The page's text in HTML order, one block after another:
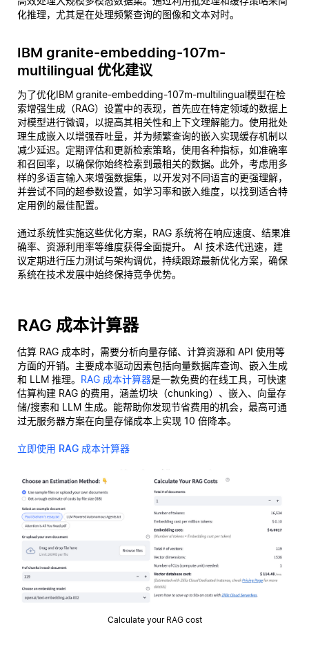
化推理，尤其是在处理频繁查询的图像和文本对时。
IBM granite-embedding-107m-
multilingual 优化建议
为了优化IBM granite-embedding-107m-multilingual模型在检
索增强生成（RAG）设置中的表现，首先应在特定领域的数据上
对模型进行微调，以提高其相关性和上下文理解能力。使用批处
理生成嵌入以增强吞吐量，并为频繁查询的嵌入实现缓存机制以
减少延迟。定期评估和更新检索策略，使用各种指标，如准确率
和召回率，以确保你始终检索到最相关的数据。此外，考虑用多
样的多语言输入来增强数据集，以开发对不同语言的更强理解，
并尝试不同的超参数设置，如学习率和嵌入维度，以找到适合特
定用例的最佳配置。
通过系统性实施这些优化方案，RAG 系统将在响应速度、结果准
确率、资源利用率等维度获得全面提升。 AI 技术迭代迅速，建
议定期进行压力测试与架构调优，持续跟踪最新优化方案，确保
系统在技术发展中始终保持竞争优势。
RAG 成本计算器
估算 RAG 成本时，需要分析向量存储、计算资源和 API 使用等
方面的开销。主要成本驱动因素包括向量数据库查询、嵌入生成
和 LLM 推理。 RAG 成本计算器是一款免费的在线工具，可快速
估算构建 RAG 的费用，涵盖切块（chunking）、嵌入、向量存
储/搜索和 LLM 生成。能帮助你发现节省费用的机会，最高可通
过无服务器方案在向量存储成本上实现 10 倍降本。
立即使用 RAG 成本计算器
Calculate your RAG cost